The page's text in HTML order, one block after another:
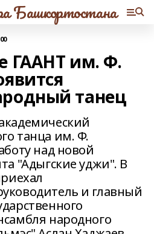
Башкортостана
ГААНТ им. Ф.
танец
танца им. Ф.
над новой
"Адыгские уджи". В
и главный
народного